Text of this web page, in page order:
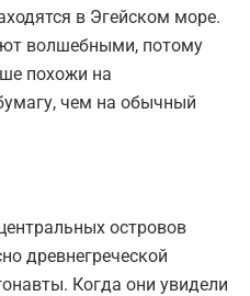
в Эгейском море.
волшебными, потому
похожи на
чем на обычный
островов
древнегреческой
Когда они увидели